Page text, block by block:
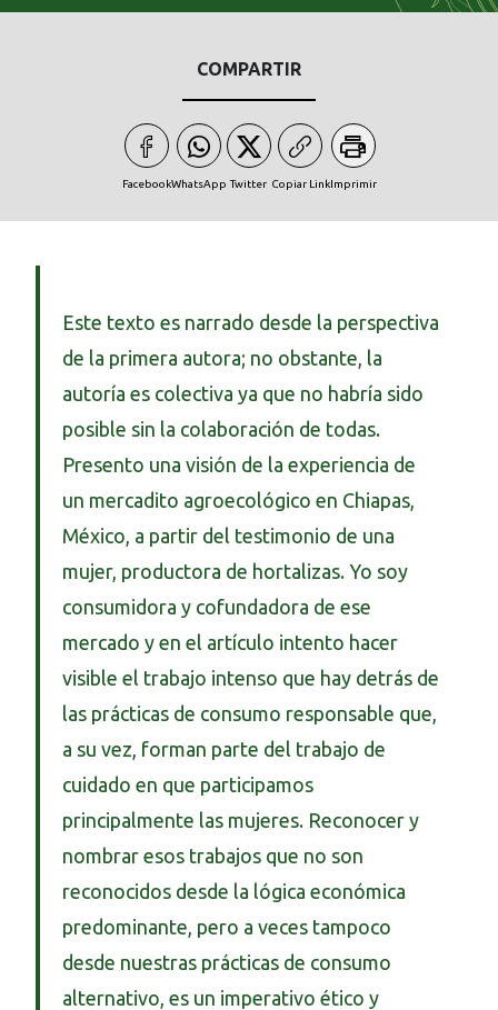
COMPARTIR
FacebookWhatsApp Twitter Copiar LinkImprimir
Este texto es narrado desde la perspectiva
de la primera autora; no obstante, la
autoría es colectiva ya que no habría sido
posible sin la colaboración de todas.
Presento una visión de la experiencia de
un mercadito agroecológico en Chiapas,
México, a partir del testimonio de una
mujer, productora de hortalizas. Yo soy
consumidora y cofundadora de ese
mercado y en el artículo intento hacer
visible el trabajo intenso que hay detrás de
las prácticas de consumo responsable que,
a su vez, forman parte del trabajo de
cuidado en que participamos
principalmente las mujeres. Reconocer y
nombrar esos trabajos que no son
reconocidos desde la lógica económica
predominante, pero a veces tampoco
desde nuestras prácticas de consumo
alternativo, es un imperativo ético y